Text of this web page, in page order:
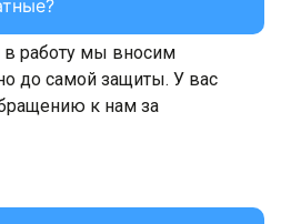
в работу мы вносим
до самой защиты. У вас
к нам за